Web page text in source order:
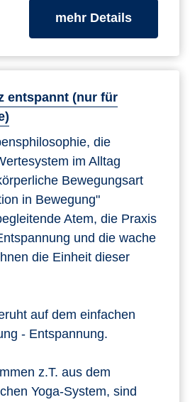
mehr Detailszum
entspannt (nur für
die
im Alltag
Bewegungsart
in Bewegung"
Atem, die Praxis
und die wache
die Einheit dieser
auf dem einfachen
- Entspannung.
z.T. aus dem
Yoga-System, sind